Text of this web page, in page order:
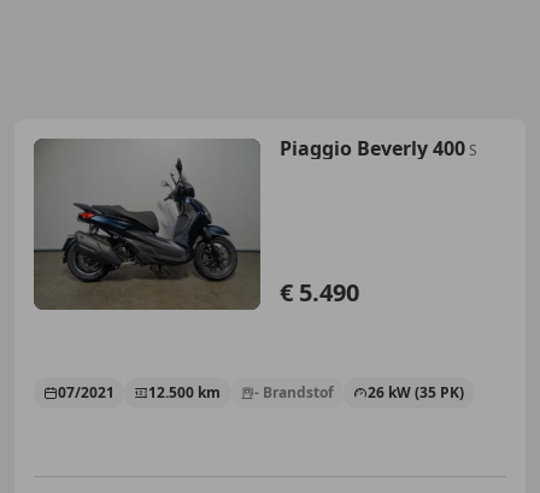
Piaggio Beverly 400S
€ 5.490
07/2021 12.500 km - Brandstof 26 kW (35 PK)